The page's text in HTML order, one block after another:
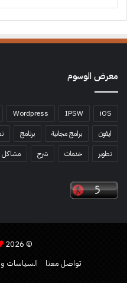
معرض الوسوم
iOS
IPSW
Wordpress
ايفون
برامج مجانية برنامج
تطوير
خدمات شرح مشاكل
© 2026
تواصل معنا
السياسات